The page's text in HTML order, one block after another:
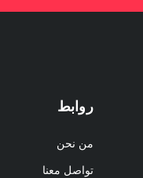
روابط
من نحن
تواصل معنا